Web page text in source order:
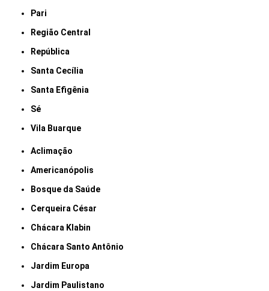
Pari
Região Central
República
Santa Cecília
Santa Efigênia
Sé
Vila Buarque
Aclimação
Americanópolis
Bosque da Saúde
Cerqueira César
Chácara Klabin
Chácara Santo Antônio
Jardim Europa
Jardim Paulistano